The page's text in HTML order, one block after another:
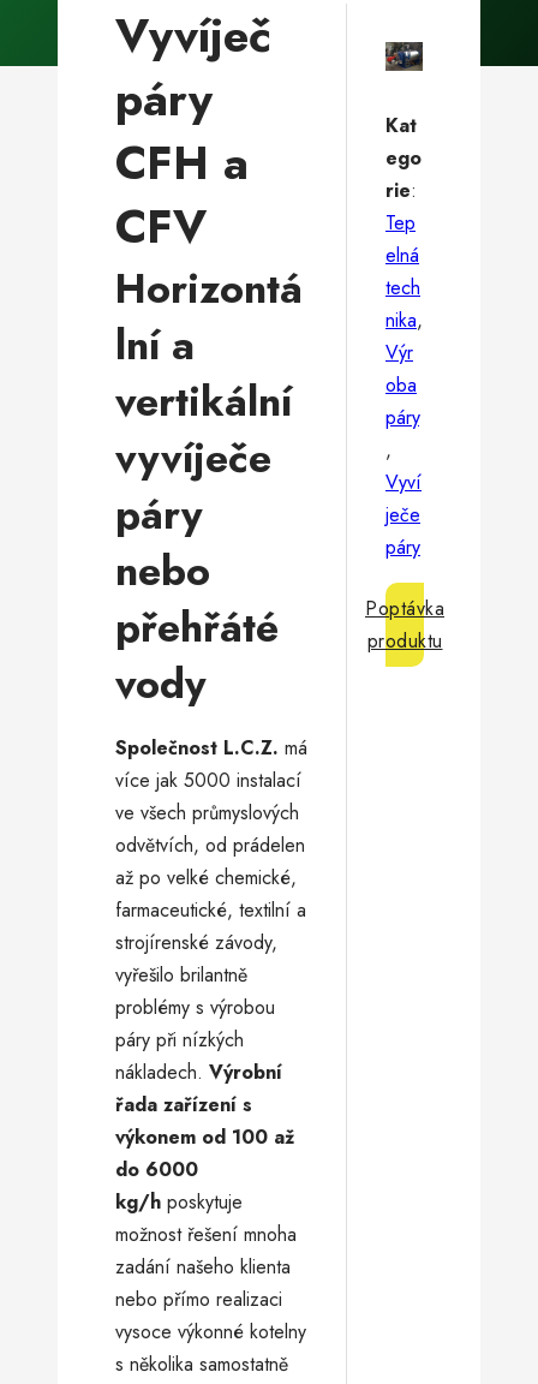
Vyvíječ
páry
CFH a
CFV
Horizontá
lní a
vertikální
vyvíječe
páry
nebo
přehřáté
vody
Společnost L.C.Z. má
více jak 5000 instalací
ve všech průmyslových
odvětvích, od prádelen
až po velké chemické,
farmaceutické, textilní a
strojírenské závody,
vyřešilo brilantně
problémy s výrobou
páry při nízkých
nákladech. Výrobní
řada zařízení s
výkonem od 100 až
do 6000
kg/h poskytuje
možnost řešení mnoha
zadání našeho klienta
nebo přímo realizaci
vysoce výkonné kotelny
s několika samostatně
Kat
ego
rie:
Tep
elná
tech
nika,
Výr
oba
páry
,
Vyví
ječe
páry
Poptávka
produktu